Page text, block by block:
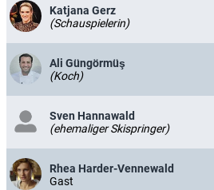
Katjana Gerz
(Schauspielerin)
Ali Güngörmüş
(Koch)
Sven Hannawald
(ehemaliger Skispringer)
Rhea Harder-Vennewald
Gast